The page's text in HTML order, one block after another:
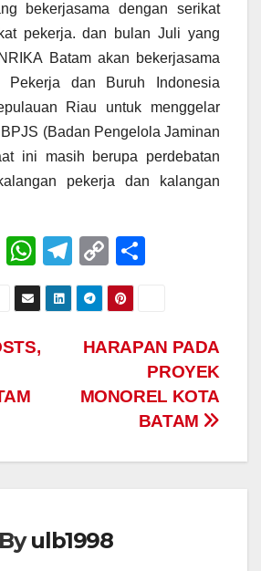
bekerjasama dengan serikat
pekerja. dan bulan Juli yang
Batam akan bekerjasama
Pekerja dan Buruh Indonesia
Riau untuk menggelar
(Badan Pengelola Jaminan
ini masih berupa perdebatan
pekerja dan kalangan
E
m
ail
W
h
at
T
el
e
gr
m
C
o
p
y
n
e
HARAPAN PADA
PROYEK
MONOREL KOTA
BATAM
Byulb1998